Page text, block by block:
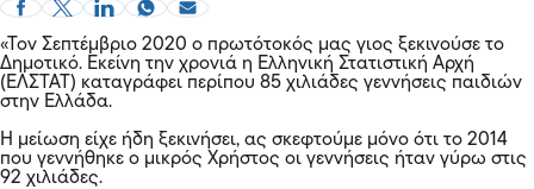
«Τον Σεπτέμβριο 2020 ο πρωτότοκός μας γιος ξεκινούσε το
Δημοτικό. Εκείνη την χρονιά η Ελληνική Στατιστική Αρχή
(ΕΛΣΤΑΤ) καταγράφει περίπου 85 χιλιάδες γεννήσεις παιδιών
στην Ελλάδα.
Η μείωση είχε ήδη ξεκινήσει, ας σκεφτούμε μόνο ότι το 2014
που γεννήθηκε ο μικρός Χρήστος οι γεννήσεις ήταν γύρω στις
92 χιλιάδες.